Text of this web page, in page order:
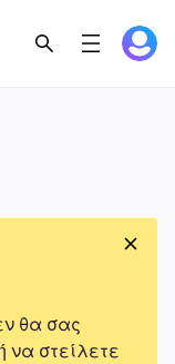
θα σας
να στείλετε